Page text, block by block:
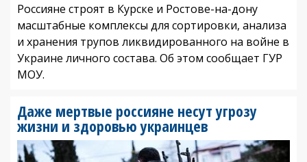
Россияне строят в Курске и Ростове-на-дону
масштабные комплексы для сортировки, анализа
и хранения трупов ликвидированного на войне в
Украине личного состава. Об этом сообщает ГУР
МОУ.
Даже мертвые россияне несут угрозу
жизни и здоровью украинцев